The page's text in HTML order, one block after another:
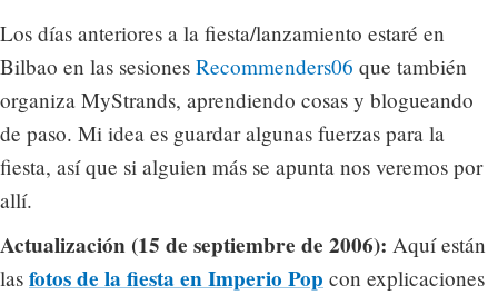
Los días anteriores a la fiesta/lanzamiento estaré en
Bilbao en las sesiones Recommenders06 que también
organiza MyStrands, aprendiendo cosas y blogueando
de paso. Mi idea es guardar algunas fuerzas para la
fiesta, así que si alguien más se apunta nos veremos por
allí.
Actualización (15 de septiembre de 2006): Aquí están
las fotos de la fiesta en Imperio Pop con explicaciones